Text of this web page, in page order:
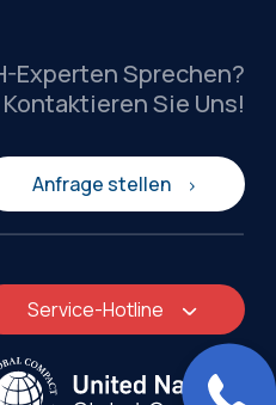
Experten Sprechen?
Kontaktieren Sie Uns!
Anfrage stellen
Service-Hotline